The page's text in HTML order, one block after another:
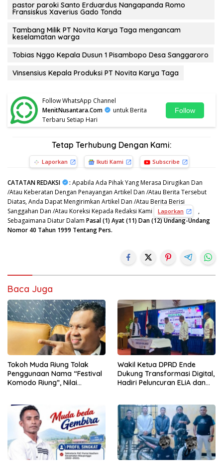
pastor paroki Santo Erduardus Nangapanda Romo
Fransiskus Xaverius Gado Tonda
Tambang Milik PT Novita Karya Taga mengancam
keselamatan warga
Tobias Nggo Kepala Dusun 1 Pisambopo Desa Sanggaroro
Vinsensius Kepala Produksi PT Novita Karya Taga
Follow WhatsApp Channel
MenitNusantara.Com
untuk Berita
Terbaru Setiap Hari
Follow
Tetap Terhubung Dengan Kami:
Laporkan Ikuti Kami Subscribe
CATATAN REDAKSI : Apabila Ada Pihak Yang Merasa Dirugikan Dan
/Atau Keberatan Dengan Penayangan Artikel Dan /Atau Berita Tersebut
Diatas, Anda Dapat Mengirimkan Artikel Dan /Atau Berita Berisi
Sanggahan Dan /Atau Koreksi Kepada Redaksi Kami
Laporkan
,
Sebagaimana Diatur Dalam Pasal (1) Ayat (11) Dan (12) Undang-Undang
Nomor 40 Tahun 1999 Tentang Pers.
Baca Juga
Tokoh Muda Riung Tolak
Penggunaan Nama “Festival
Komodo Riung”, Nilai
Wakil Ketua DPRD Ende
Dukung Transformasi Digital,
Hadiri Peluncuran ELiA dan